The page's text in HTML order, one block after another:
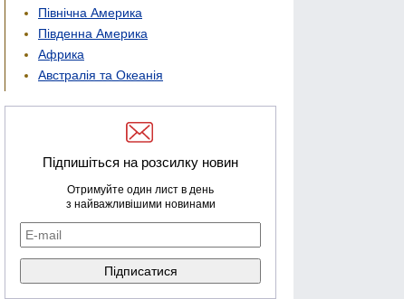
Північна Америка
Південна Америка
Африка
Австралія та Океанія
Підпишіться на розсилку новин
Отримуйте один лист в день
з найважливішими новинами